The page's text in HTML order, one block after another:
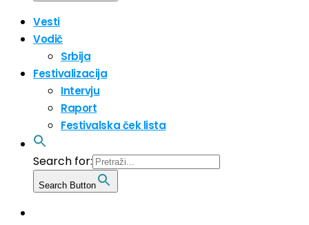
Vesti
Vodič
Srbija
Festivalizacija
Intervju
Raport
Festivalska ček lista
Search for:
Search Button